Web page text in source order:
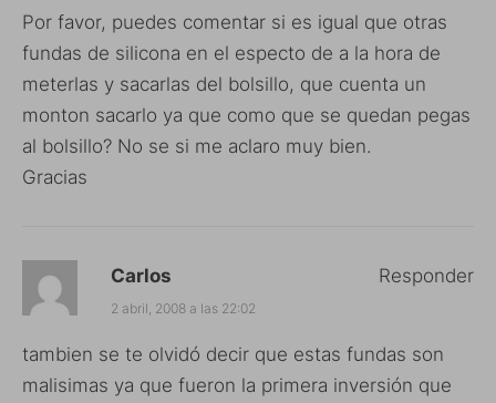
Por favor, puedes comentar si es igual que otras
fundas de silicona en el especto de a la hora de
meterlas y sacarlas del bolsillo, que cuenta un
monton sacarlo ya que como que se quedan pegas
al bolsillo? No se si me aclaro muy bien.
Gracias
Carlos
2 abril, 2008 a las 22:02
tambien se te olvidó decir que estas fundas son
malisimas ya que fueron la primera inversión que
Responder